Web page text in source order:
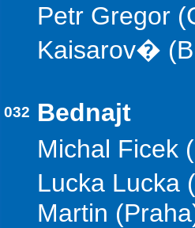
Petr Gregor
Kaisarov�
032 Bednajt
Michal
Lucka Lucka
Martin